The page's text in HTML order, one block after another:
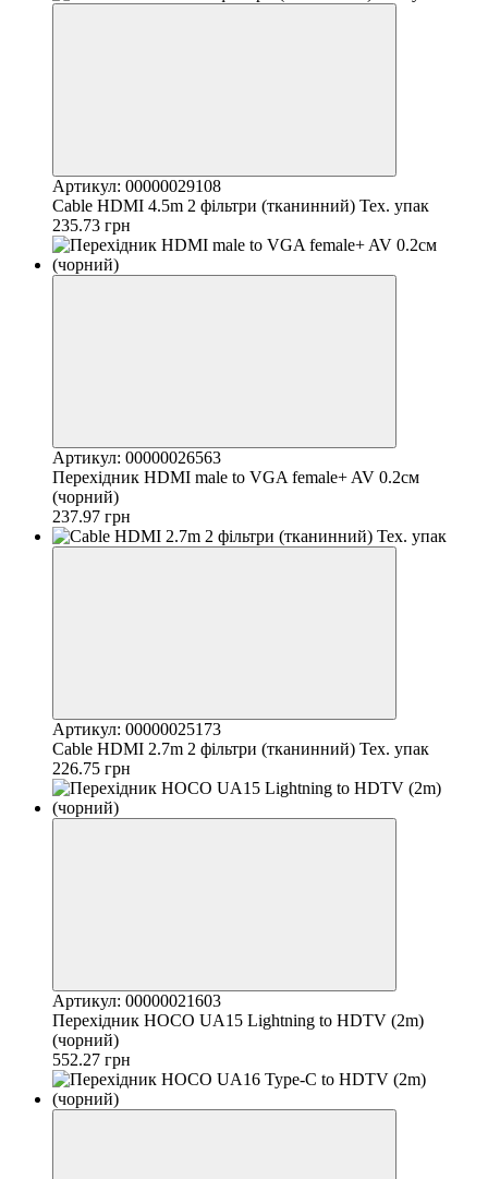
Артикул: 00000029108
Cable HDMI 4.5m 2 фільтри (тканинний) Тех. упак
235.73 грн
Артикул: 00000026563
Перехідник HDMI male to VGA female+ AV 0.2см
(чорний)
237.97 грн
Артикул: 00000025173
Cable HDMI 2.7m 2 фільтри (тканинний) Тех. упак
226.75 грн
Артикул: 00000021603
Перехідник HOCO UA15 Lightning to HDTV (2m)
(чорний)
552.27 грн